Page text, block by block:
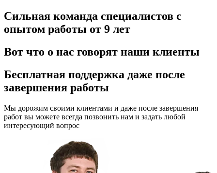
Сильная команда специалистов с
опытом работы от 9 лет
Вот что о нас говорят наши клиенты
Бесплатная поддержка даже после
завершения работы
Мы дорожим своими клиентами и даже после завершения
работ вы можете всегда позвонить нам и задать любой
интересующий вопрос